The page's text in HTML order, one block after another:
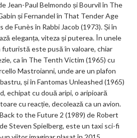
Jean-Paul Belmondo și Bourvil în The
și Fernandel în That Tender Age
de Funès în Rabbi Jacob (1973). Și în
eleganța, viteza și puterea. În unele
futuristă este pusă în valoare, chiar
ca în The Tenth Victim (1965) cu
Mastroianni, unde are un plafon
și în Fantomas Unleashed (1965)
echipat cu două aripi, o aripioară
cu reacție, decolează ca un avion.
to the Future 2 (1989) de Robert
Steven Spielberg, este un taxi sci-fi